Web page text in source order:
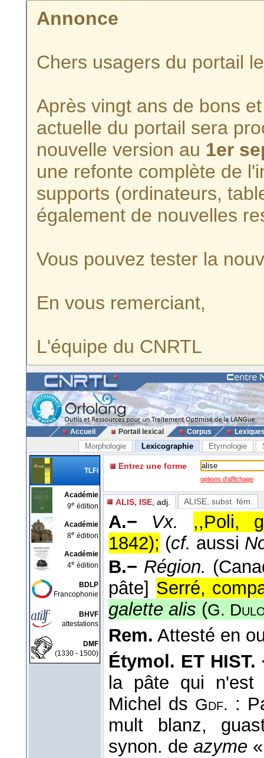
Annonce
Chers usagers du portail
Après vingt ans de bons
actuelle du portail sera
nouvelle version au 1er
une refonte complète de
supports (ordinateurs,
également de nouvelles
Vous pouvez tester la
En vous remerciant,
L'équipe du CNRTL
Accueil Portail lexical Corpus
Morphologie Lexicographie Etymologie
TLFi
Académie
9e édition
Académie
8e édition
Académie
4e édition
BDLP
Francophonie
BHVF
attestations
DMF
(1330 - 1500)
Entrez une forme
options d'affichage
ALIS, ISE , adj. ALISE, subst. fém.
A.− Vx.
,,Poli,
1842); (cf. aussi
B.− Région.
pâte] Serré,
galette alis (G.
Rem. Attesté en
Étymol. ET
la pâte qui
Michel ds Gdf. :
mult blanz,
synon. deazyme